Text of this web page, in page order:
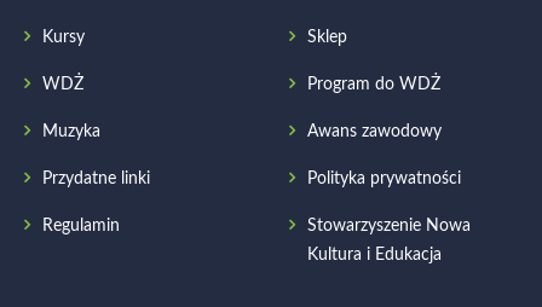
Kursy Sklep
WDŻ Program do WDŻ
Muzyka Awans zawodowy
Przydatne linki Polityka prywatności
Regulamin
Stowarzyszenie Nowa
Kultura i Edukacja